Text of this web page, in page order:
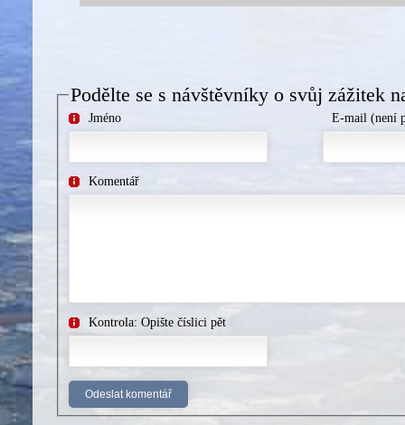
Podělte se s návštěvníky o svůj zážitek
Jméno E-mail (není
Komentář
Kontrola: Opište číslici pět